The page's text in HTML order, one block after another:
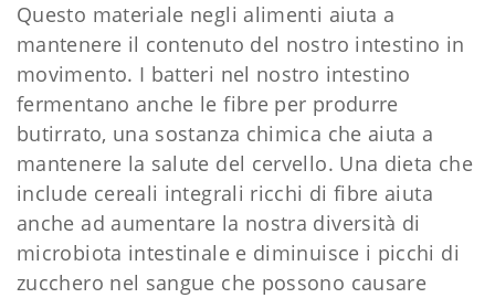
Questo materiale negli alimenti aiuta a
mantenere il contenuto del nostro intestino in
movimento. I batteri nel nostro intestino
fermentano anche le fibre per produrre
butirrato, una sostanza chimica che aiuta a
mantenere la salute del cervello. Una dieta che
include cereali integrali ricchi di fibre aiuta
anche ad aumentare la nostra diversità di
microbiota intestinale e diminuisce i picchi di
zucchero nel sangue che possono causare